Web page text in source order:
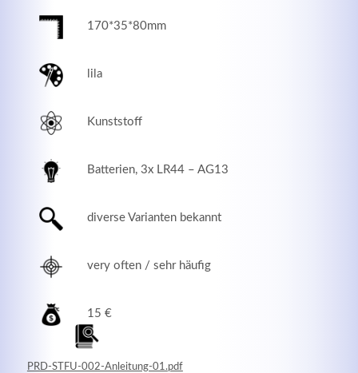
170*35*80mm
lila
Kunststoff
Batterien, 3x LR44 – AG13
diverse Varianten bekannt
very often / sehr häufig
15 €
PRD-STFU-002-Anleitung-01.pdf
Lorem ipsum dolor sit amet, consectetuer adipiscing